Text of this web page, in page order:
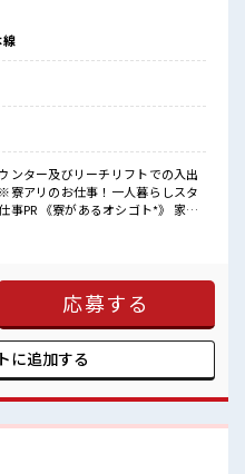
もオススメ！
社負担！
リガイ抜群★
う♪
線
ター及びリーチリフトでの入出
お仕事も住まいも同時にGETでき
方必見*》 高時給1500円！ 残業は
った分しっかり返ってくるので
も安心してスタート*》 未経験
OK！ 担当がしっかりサポートしま
ましょう♪ ■職場の雰囲気
中》 髪型にこだわりのあるアナタ
心ですね♪ 車通勤OK！ もちろん
応募する
に追加する